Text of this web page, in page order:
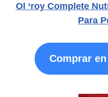
Ol ‘roy Complete
Para
Comprar